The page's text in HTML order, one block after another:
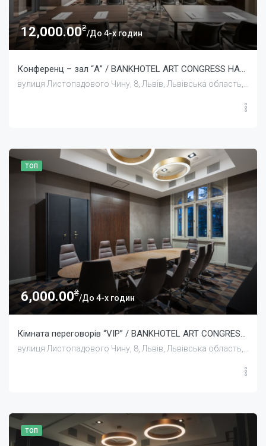
12,000.00₴
/До 4-х годин
Конференц – зал “А” / BANKHOTEL ART CONGRESS HALL
ТОП
6,000.00₴
/До 4-х годин
Кімната переговорів “VIP” / BANKHOTEL ART CONGRESS HALL
ТОП